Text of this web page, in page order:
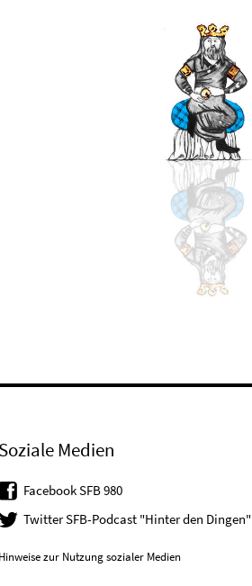
Soziale Medien
Facebook SFB 980
Twitter SFB-Podcast "Hinter den Dingen"
Hinweise zur Nutzung sozialer Medien